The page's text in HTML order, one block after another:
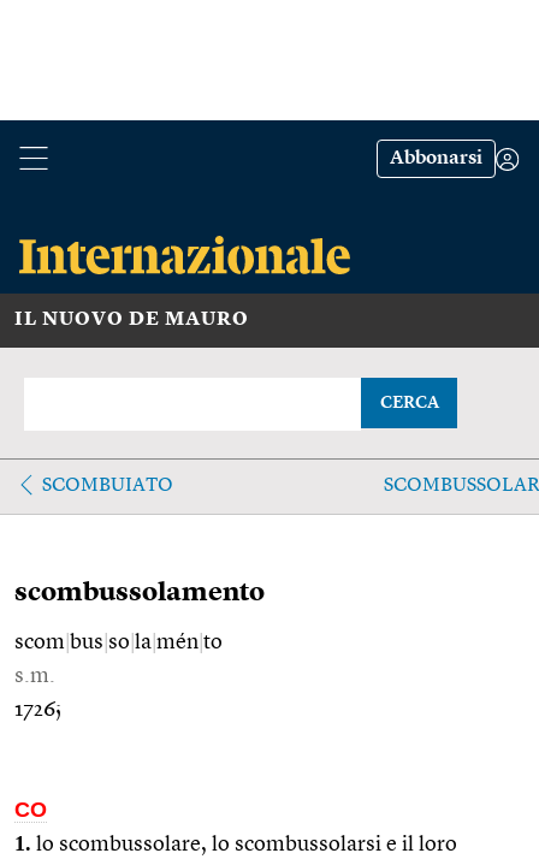
Abbonarsi
IL NUOVO DE MAURO
CERCA
SCOMBUIATO
scombussolamento
scom bus so la mén to
s.m.
1726;
CO
1. lo scombussolare, lo scombussolarsi e il loro